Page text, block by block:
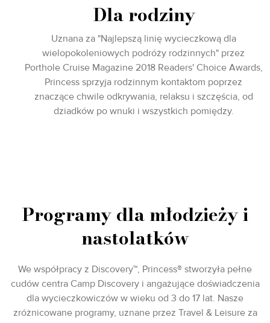
Dla rodziny
Uznana za "Najlepszą linię wycieczkową dla
wielopokoleniowych podróży rodzinnych" przez
Porthole Cruise Magazine 2018 Readers' Choice Awards,
Princess sprzyja rodzinnym kontaktom poprzez
znaczące chwile odkrywania, relaksu i szczęścia, od
dziadków po wnuki i wszystkich pomiędzy.
Programy dla młodzieży i
nastolatków
We współpracy z Discovery™, Princess® stworzyła pełne
cudów centra Camp Discovery i angażujące doświadczenia
dla wycieczkowiczów w wieku od 3 do 17 lat. Nasze
zróżnicowane programy, uznane przez Travel & Leisure za